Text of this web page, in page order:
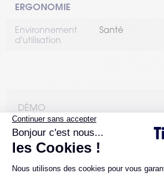
ERGONOMIE
Environnement
d'utilisation
Santé
DÉMO